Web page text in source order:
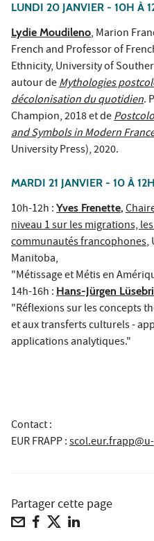
LUNDI 20 JANVIER - 10H À
Lydie Moudileno, Marion
French and Professor of
Ethnicity, University of
autour deMythologies
décolonisation du quotidien.
Champion, 2018 et de
and Symbols in Modern
University Press), 2020.
MARDI 21 JANVIER - 10 À
10h-12h : Yves Frenette,
niveau 1 sur les migrations,
communautés francophones,
Manitoba,
"Métissage et Métis en
14h-16h : Hans-Jürgen
"Réflexions sur les concepts
et aux transferts culturels -
applications analytiques."
Contact :
EUR FRAPP:
Partager cette page